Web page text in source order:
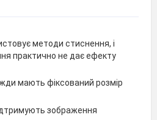
методи стиснення, і
практично не дає ефекту
мають фіксований розмір
зображення